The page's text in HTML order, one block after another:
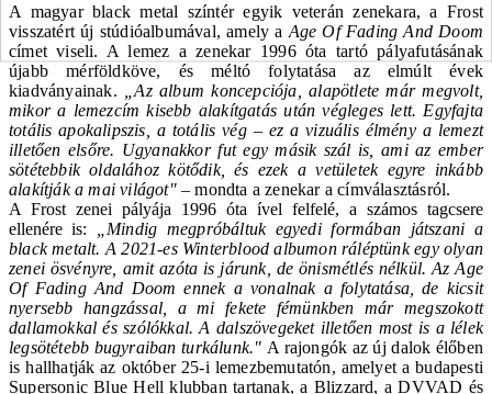
A magyar black metal színtér egyik veterán zenekara, a Frost
visszatért új stúdióalbumával, amely a Age Of Fading And Doom
címet viseli. A lemez a zenekar 1996 óta tartó pályafutásának
újabb mérföldköve, és méltó folytatása az elmúlt évek
kiadványainak.
„Az album koncepciója, alapötlete már megvolt,
mikor a lemezcím kisebb alakítgatás után végleges lett. Egyfajta
totális apokalipszis, a totális vég – ez a vizuális élmény a lemezt
illetően elsőre. Ugyanakkor fut egy másik szál is, ami az ember
sötétebbik oldalához kötődik, és ezek a vetületek egyre inkább
alakítják a mai világot"– mondta a zenekar a címválasztásról.
A Frost zenei pályája 1996 óta ível felfelé, a számos tagcsere
ellenére is:
„Mindig megpróbáltuk egyedi formában játszani a
black metalt. A 2021-es Winterblood albumon ráléptünk egy olyan
zenei ösvényre, amit azóta is járunk, de önismétlés nélkül. Az Age
Of Fading And Doom ennek a vonalnak a folytatása, de kicsit
nyersebb hangzással, a mi fekete fémünkben már megszokott
dallamokkal és szólókkal. A dalszövegeket illetően most is a lélek
legsötétebb bugyraiban turkálunk." A rajongók az új dalok élőben
is hallhatják az október 25-i lemezbemutatón, amelyet a budapesti
Supersonic Blue Hell klubban tartanak, a Blizzard, a DVVAD és